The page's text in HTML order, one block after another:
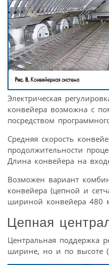
Электрическая
конвейера возможна с
посредством
Средняя скорость
продолжительности
Длина конвейера на
Возможен вариант
конвейера (цепной и
шириной конвейера 480
Цепная
Центральная поддержка
ширине, но и по высоте